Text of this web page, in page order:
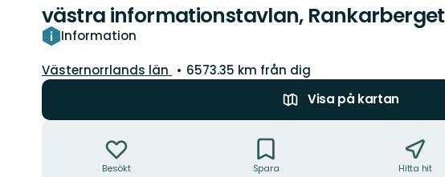
västra informationstavlan, Rankarberget
Information
Län:
Västernorrlands län
6573.35 km från dig
Visa på kartan
Besökt Spara Hitta hit